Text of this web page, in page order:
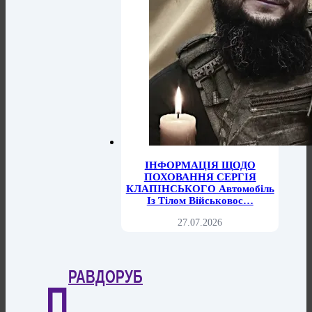
ІНФОРМАЦІЯ ЩОДО
ПОХОВАННЯ СЕРГІЯ
КЛАПІНСЬКОГО Автомобіль
Із Тілом Військовос…
27.07.2026
РАВДОРУБ